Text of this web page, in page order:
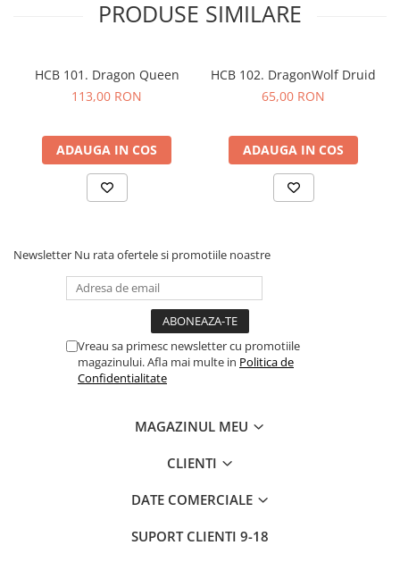
PRODUSE SIMILARE
HCB 101. Dragon Queen
113,00 RON
ADAUGA IN COS
HCB 102. DragonWolf Druid
65,00 RON
ADAUGA IN COS
Newsletter Nu rata ofertele si promotiile noastre
Vreau sa primesc newsletter cu promotiile
magazinului. Afla mai multe in Politica de
Confidentialitate
MAGAZINUL MEU
CLIENTI
DATE COMERCIALE
SUPORT CLIENTI 9-18